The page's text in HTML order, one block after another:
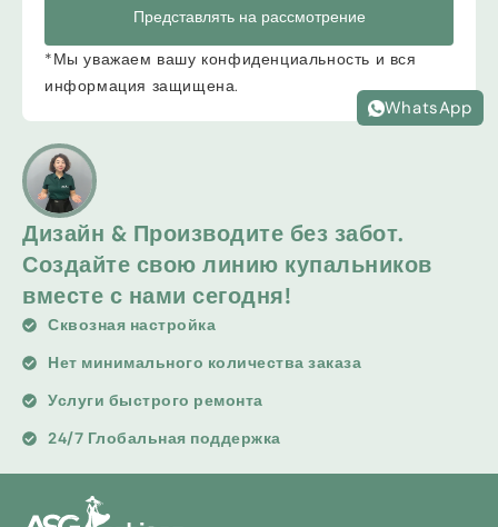
Дизайн & Производите без забот.
Создайте свою линию купальников
вместе с нами сегодня!
Сквозная настройка
Нет минимального количества заказа
Услуги быстрого ремонта
24/7 Глобальная поддержка
Представлять на рассмотрение
*Мы уважаем вашу конфиденциальность и вся
информация защищена.
WhatsApp